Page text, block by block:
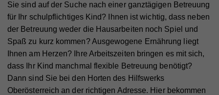
Sie sind auf der Suche nach einer ganztägigen Betreuung
für Ihr schulpflichtiges Kind? Ihnen ist wichtig, dass neben
der Betreuung weder die Hausarbeiten noch Spiel und
Spaß zu kurz kommen? Ausgewogene Ernährung liegt
Ihnen am Herzen? Ihre Arbeitszeiten bringen es mit sich,
dass Ihr Kind manchmal flexible Betreuung benötigt?
Dann sind Sie bei den Horten des Hilfswerks
Oberösterreich an der richtigen Adresse. Hier bekommen